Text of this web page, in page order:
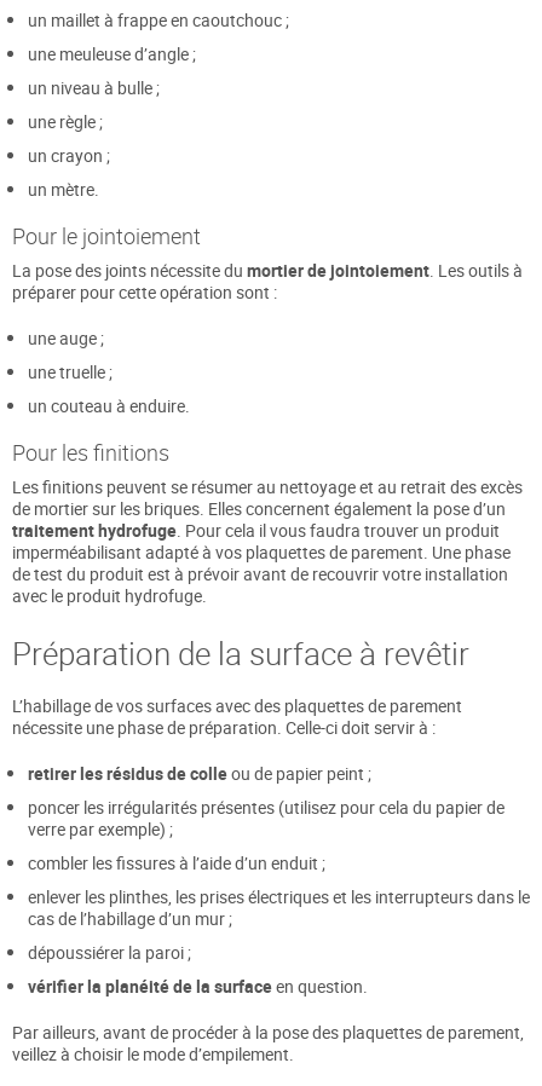
un maillet à frappe en caoutchouc ;
une meuleuse d’angle ;
un niveau à bulle ;
une règle ;
un crayon ;
un mètre.
Pour le jointoiement
La pose des joints nécessite du mortier de jointoiement. Les outils à
préparer pour cette opération sont :
une auge ;
une truelle ;
un couteau à enduire.
Pour les finitions
Les finitions peuvent se résumer au nettoyage et au retrait des excès
de mortier sur les briques. Elles concernent également la pose d’un
traitement hydrofuge. Pour cela il vous faudra trouver un produit
imperméabilisant adapté à vos plaquettes de parement. Une phase
de test du produit est à prévoir avant de recouvrir votre installation
avec le produit hydrofuge.
Préparation de la surface à revêtir
L’habillage de vos surfaces avec des plaquettes de parement
nécessite une phase de préparation. Celle-ci doit servir à :
retirer les résidus de colleou de papier peint ;
poncer les irrégularités présentes (utilisez pour cela du papier de
verre par exemple) ;
combler les fissures à l’aide d’un enduit ;
enlever les plinthes, les prises électriques et les interrupteurs dans le
cas de l’habillage d’un mur ;
dépoussiérer la paroi ;
vérifier la planéité de la surfaceen question.
Par ailleurs, avant de procéder à la pose des plaquettes de parement,
veillez à choisir le mode d’empilement.